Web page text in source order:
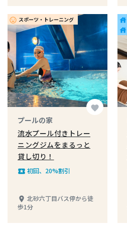
insert_emoticon スポーツ・トレーニング
favorite
プールの家
流水プール付きトレー
ニングジムをまるっと
貸し切り！
local_play 初回、20%割引
place 北砂六丁目バス停から徒
歩1分
house
house